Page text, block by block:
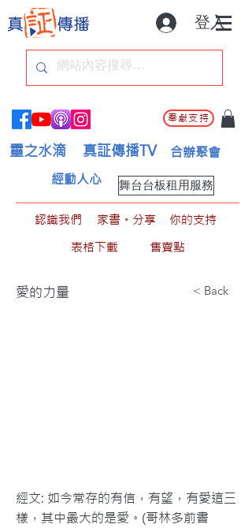
登入
奉獻支持
靈之水滴 真証傳播TV 合辦聚會
舞台台板租用服務
經動人心
認識我們 家書。分享
你的支持
表格下載
售賣點
愛的力量 < Back
經文: 如今常存的有信，有望，有愛這三
樣，其中最大的是愛。(哥林多前書